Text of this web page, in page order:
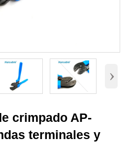
›
crimpado AP-
terminales y